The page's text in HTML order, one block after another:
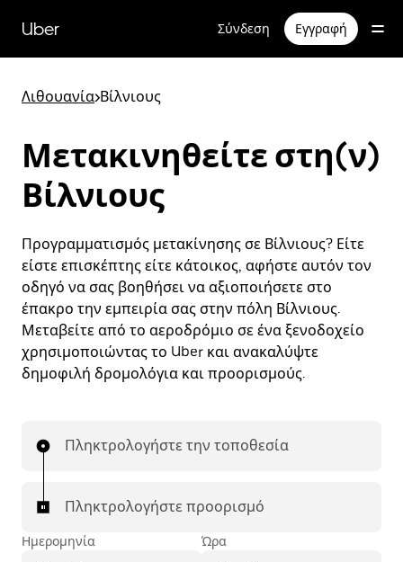
κύριο
περιεχόμενο
Uber Σύνδεση Εγγραφή
Λιθουανία>Βίλνιους
Μετακινηθείτε στη(ν)
Βίλνιους
Προγραμματισμός μετακίνησης σε Βίλνιους? Είτε
είστε επισκέπτης είτε κάτοικος, αφήστε αυτόν τον
οδηγό να σας βοηθήσει να αξιοποιήσετε στο
έπακρο την εμπειρία σας στην πόλη Βίλνιους.
Μεταβείτε από το αεροδρόμιο σε ένα ξενοδοχείο
χρησιμοποιώντας το Uber και ανακαλύψτε
δημοφιλή δρομολόγια και προορισμούς.
Πληκτρολογήστε την τοποθεσία
Πληκτρολογήστε προορισμό
Ημερομηνία Ώρα